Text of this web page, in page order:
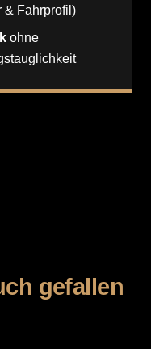
& Fahrprofil)
ohne
gefallen